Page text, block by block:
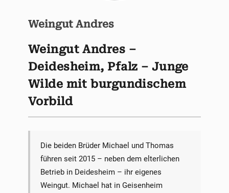
Weingut Andres
Weingut Andres –
Deidesheim, Pfalz – Junge
Wilde mit burgundischem
Vorbild
Die beiden Brüder Michael und Thomas
führen seit 2015 – neben dem elterlichen
Betrieb in Deidesheim – ihr eigenes
Weingut. Michael hat in Geisenheim